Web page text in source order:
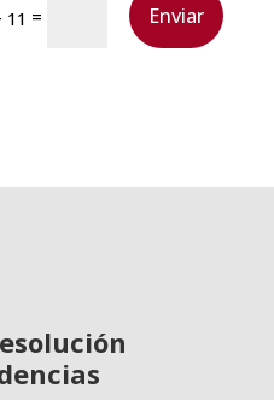
11 = Enviar